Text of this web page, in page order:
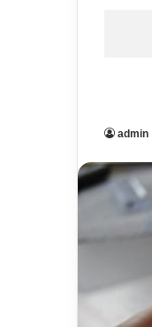
admin